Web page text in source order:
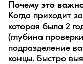
Почему это
Когда приходит
которая была 2
(глубина
подразделение
концы. Быстро